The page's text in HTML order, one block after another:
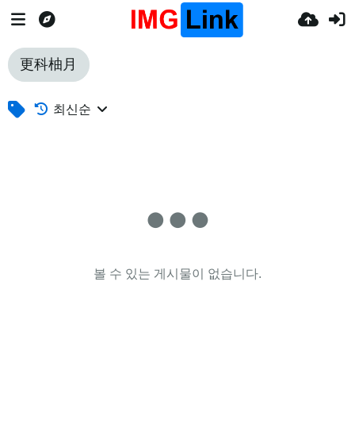
更科柚月
최신순
볼 수 있는 게시물이 없습니다.